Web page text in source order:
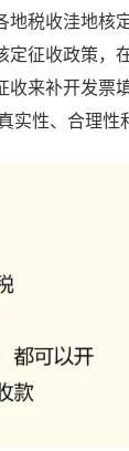
税收洼地核
征收政策，
来补开发票
性、合理性